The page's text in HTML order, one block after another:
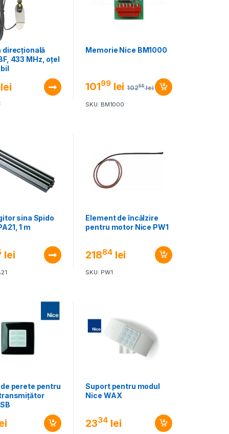
direcțională
433 MHz, oțel
lei
Memorie Nice BM1000
10199 lei 10255 lei
SKU: BM1000
sina Spido
1 m
lei
Element de încălzire
pentru motor Nice PW1
21884 lei
SKU: PW1
perete pentru
Suport pentru modul
Nice WAX
2334 lei